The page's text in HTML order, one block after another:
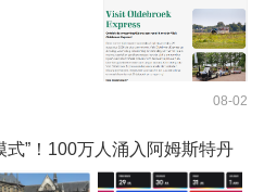
08-02
式”！100万人涌入阿姆斯特丹